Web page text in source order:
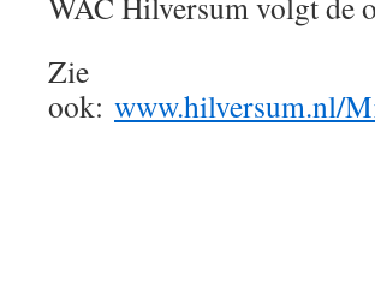
Zie
ook: www.hilversum.nl/